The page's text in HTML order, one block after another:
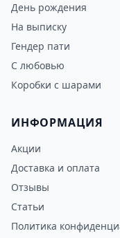
День рождения
На выписку
Гендер пати
С любовью
Коробки с шарами
ИНФОРМАЦИЯ
Акции
Доставка и оплата
Отзывы
Статьи
Политика